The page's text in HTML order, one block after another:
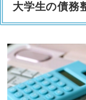
大学生の債務